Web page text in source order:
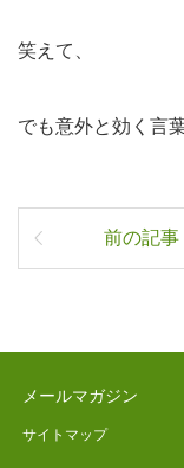
笑えて、
でも意外と効く言
前の記事
メールマガジン
サイトマップ